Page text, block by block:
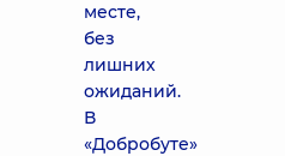
месте,
без
лишних
ожиданий.
В
«Добробуте»